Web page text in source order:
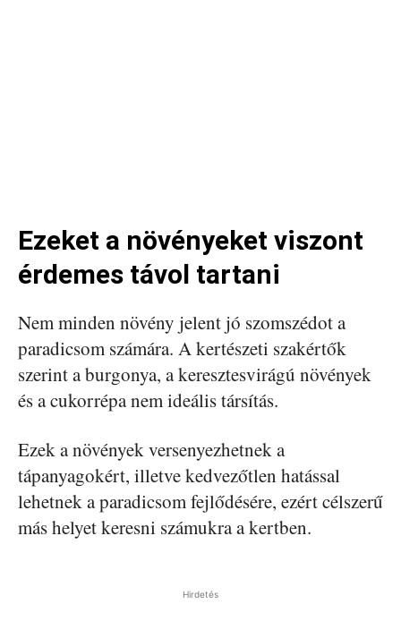
Ezeket a növényeket viszont
érdemes távol tartani
Nem minden növény jelent jó szomszédot a
paradicsom számára. A kertészeti szakértők
szerint a burgonya, a keresztesvirágú növények
és a cukorrépa nem ideális társítás.
Ezek a növények versenyezhetnek a
tápanyagokért, illetve kedvezőtlen hatással
lehetnek a paradicsom fejlődésére, ezért célszerű
más helyet keresni számukra a kertben.
Hirdetés